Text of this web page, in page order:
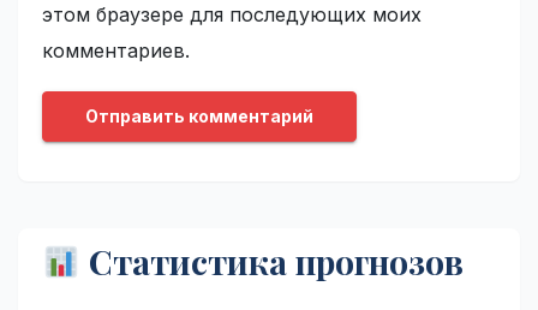
этом браузере для последующих моих
комментариев.
Статистика прогнозов